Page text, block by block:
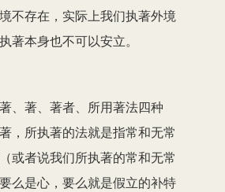
不存在，实际上我们执著外境
著本身也不可以安立。
、著、著者、所用著法四种
，所执著的法就是指常和无常
或者说我们所执著的常和无常
么是心，要么就是假立的补特